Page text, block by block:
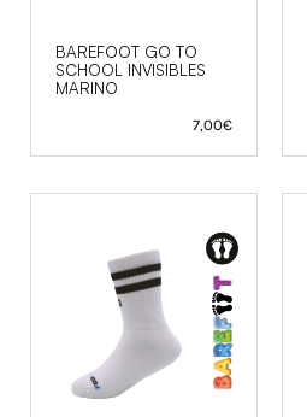
BAREFOOT GO TO
SCHOOL INVISIBLES
MARINO
7,00€